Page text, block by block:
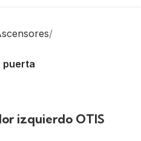
puerta
izquierdo OTIS